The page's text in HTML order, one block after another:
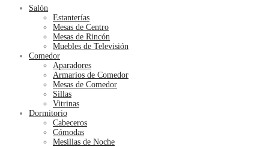
Salón
Estanterías
Mesas de Centro
Mesas de Rincón
Muebles de Televisión
Comedor
Aparadores
Armarios de Comedor
Mesas de Comedor
Sillas
Vitrinas
Dormitorio
Cabeceros
Cómodas
Mesillas de Noche